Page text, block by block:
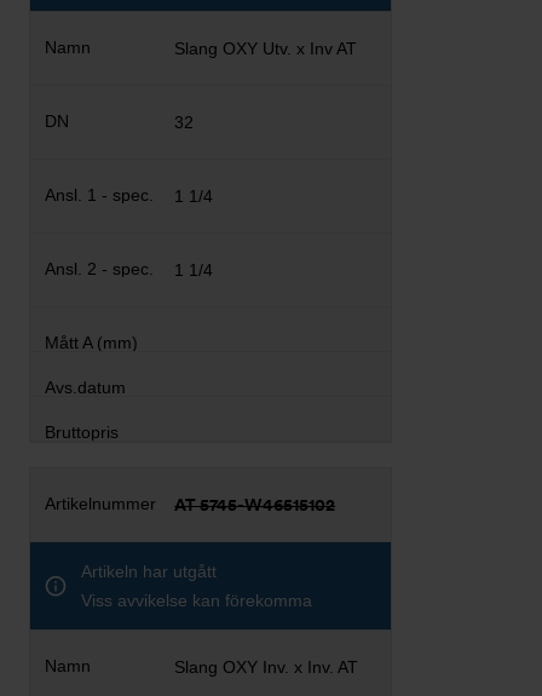
Slang OXY Utv. x Inv AT
32
1 1/4
1 1/4
AT 5745-W46515102
Artikeln har utgått
Viss avvikelse kan förekomma
Slang OXY Inv. x Inv. AT